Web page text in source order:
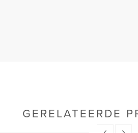
GERELATEERDE